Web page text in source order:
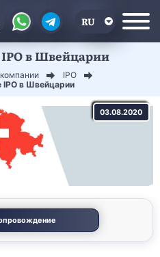
RU
в Швейцарии
IPO
IPO в Швейцарии
03.08.2020